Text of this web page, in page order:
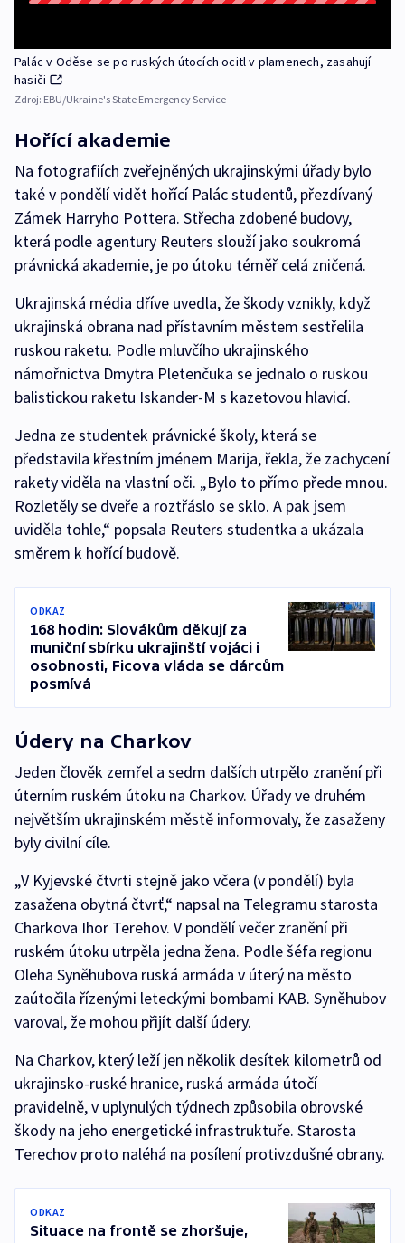
Palác v Oděse se po ruských útocích ocitl v plamenech, zasahují
hasiči
Zdroj: EBU/Ukraine's State Emergency Service
Hořící akademie
Na fotografiích zveřejněných ukrajinskými úřady bylo
také v pondělí vidět hořící Palác studentů, přezdívaný
Zámek Harryho Pottera. Střecha zdobené budovy,
která podle agentury Reuters slouží jako soukromá
právnická akademie, je po útoku téměř celá zničená.
Ukrajinská média dříve uvedla, že škody vznikly, když
ukrajinská obrana nad přístavním městem sestřelila
ruskou raketu. Podle mluvčího ukrajinského
námořnictva Dmytra Pletenčuka se jednalo o ruskou
balistickou raketu Iskander-M s kazetovou hlavicí.
Jedna ze studentek právnické školy, která se
představila křestním jménem Marija, řekla, že zachycení
rakety viděla na vlastní oči. „Bylo to přímo přede mnou.
Rozletěly se dveře a roztřáslo se sklo. A pak jsem
uviděla tohle,“ popsala Reuters studentka a ukázala
směrem k hořící budově.
ODKAZ
168 hodin: Slovákům děkují za
muniční sbírku ukrajinští vojáci i
osobnosti, Ficova vláda se dárcům
posmívá
Údery na Charkov
Jeden člověk zemřel a sedm dalších utrpělo zranění při
úterním ruském útoku na Charkov. Úřady ve druhém
největším ukrajinském městě informovaly, že zasaženy
byly civilní cíle.
„V Kyjevské čtvrti stejně jako včera (v pondělí) byla
zasažena obytná čtvrť,“ napsal na Telegramu starosta
Charkova Ihor Terehov. V pondělí večer zranění při
ruském útoku utrpěla jedna žena. Podle šéfa regionu
Oleha Syněhubova ruská armáda v úterý na město
zaútočila řízenými leteckými bombami KAB. Syněhubov
varoval, že mohou přijít další údery.
Na Charkov, který leží jen několik desítek kilometrů od
ukrajinsko-ruské hranice, ruská armáda útočí
pravidelně, v uplynulých týdnech způsobila obrovské
škody na jeho energetické infrastruktuře. Starosta
Terechov proto naléhá na posílení protivzdušné obrany.
ODKAZ
Situace na frontě se zhoršuje,